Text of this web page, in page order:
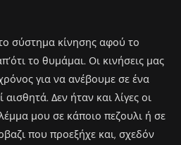
σύστημα κίνησης αφού το
το θυμάμαι. Οι κινήσεις μας
για να ανέβουμε σε ένα
αισθητά. Δεν ήταν και λίγες οι
μου σε κάποιο πεζουλι ή σε
που προεξήχε και, σχεδόν